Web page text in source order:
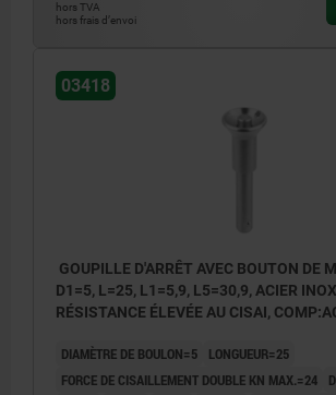
hors TVA
hors frais d’envoi
03418
GOUPILLE D'ARRÊT AVEC BOUTON DE
D1=5, L=25, L1=5,9, L5=30,9, ACIER
RÉSISTANCE ÉLEVÉE AU CISAI,
DIAMÈTRE DE BOULON=5
LONGUEUR=25
FORCE DE CISAILLEMENT DOUBLE KN MAX.=24